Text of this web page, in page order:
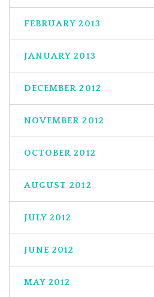
FEBRUARY 2013
JANUARY 2013
DECEMBER 2012
NOVEMBER 2012
OCTOBER 2012
AUGUST 2012
JULY 2012
JUNE 2012
MAY 2012